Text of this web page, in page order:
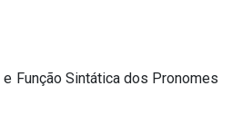
Função Sintática dos Pronomes